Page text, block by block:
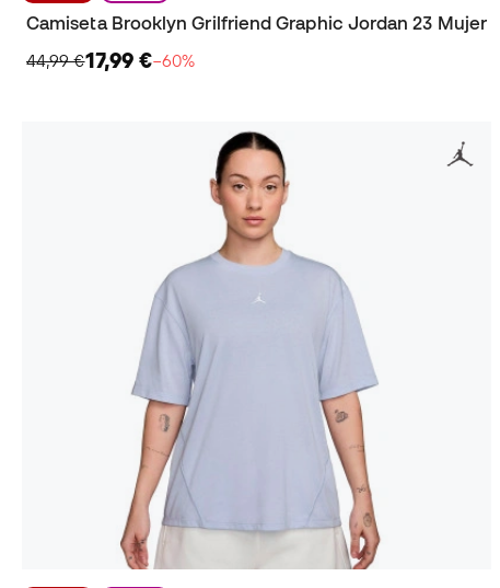
Camiseta Brooklyn Grilfriend Graphic Jordan 23 Mujer
44,99 €17,99 €−60%